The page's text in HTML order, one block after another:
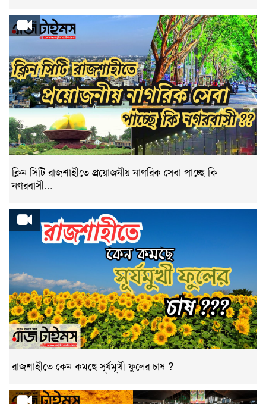
ক্লিন সিটি রাজশাহীতে প্রয়োজনীয় নাগরিক সেবা পাচ্ছে কি
নগরবাসী...
রাজশাহীতে কেন কমছে সূর্যমূখী ফুলের চাষ ?